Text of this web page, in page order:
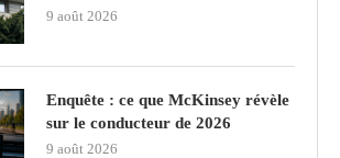
9 août 2026
Enquête : ce que McKinsey révèle
sur le conducteur de 2026
9 août 2026